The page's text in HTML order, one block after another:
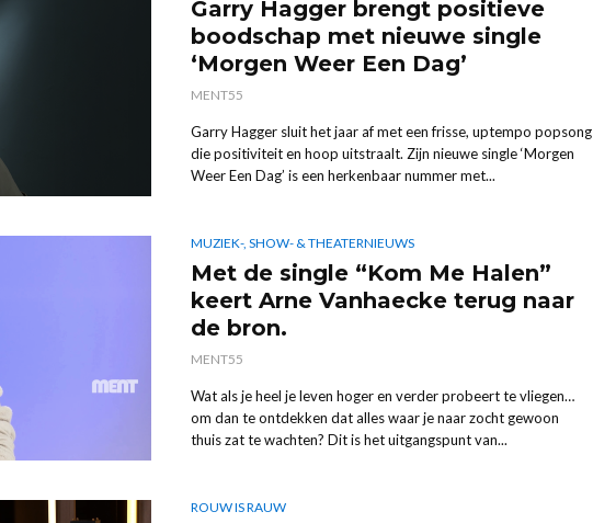
Garry Hagger brengt positieve
boodschap met nieuwe single
‘Morgen Weer Een Dag’
MENT55
Garry Hagger sluit het jaar af met een frisse, uptempo popsong
die positiviteit en hoop uitstraalt. Zijn nieuwe single ‘Morgen
Weer Een Dag’ is een herkenbaar nummer met...
MUZIEK-, SHOW- & THEATERNIEUWS
Met de single “Kom Me Halen”
keert Arne Vanhaecke terug naar
de bron.
MENT55
Wat als je heel je leven hoger en verder probeert te vliegen…
om dan te ontdekken dat alles waar je naar zocht gewoon
thuis zat te wachten? Dit is het uitgangspunt van...
ROUW IS RAUW